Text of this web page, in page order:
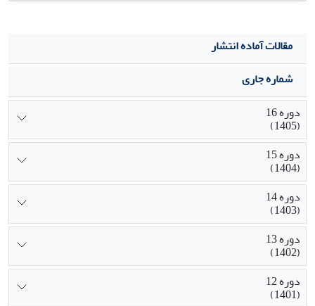
مقالات آماده انتشار
شماره جاری
دوره 16
(1405)
دوره 15
(1404)
دوره 14
(1403)
دوره 13
(1402)
دوره 12
(1401)